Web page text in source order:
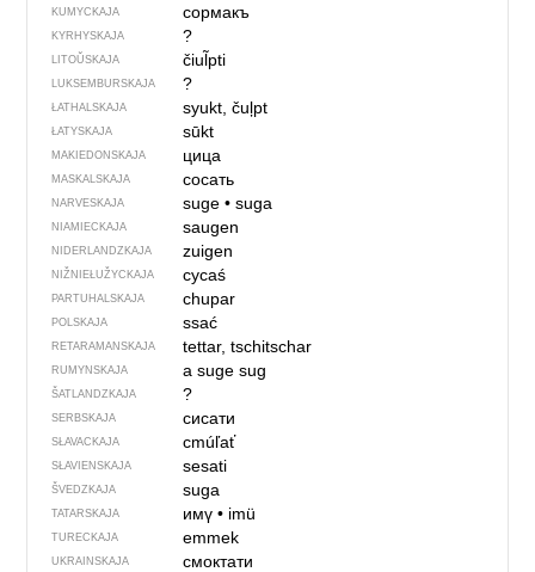
KUMYCKAJA сормакъ
KYRHYSKAJA ?
LITOŬSKAJA čiul̃pti
LUKSEMBURSKAJA ?
ŁATHALSKAJA syukt, čuļpt
ŁATYSKAJA sūkt
MAKIEDONSKAJA цица
MASKALSKAJA сосать
NARVESKAJA suge• suga
NIAMIECKAJA saugen
NIDERLANDZKAJA zuigen
NIŽNIEŁUŽYCKAJA cycaś
PARTUHALSKAJA chupar
POLSKAJA ssać
RETARAMANSKAJA tettar, tschitschar
RUMYNSKAJA a sugesug
ŠATLANDZKAJA ?
SERBSKAJA сисати
SŁAVACKAJA cmúľať
SŁAVIENSKAJA sesati
ŠVEDZKAJA suga
TATARSKAJA имү• imü
TURECKAJA emmek
UKRAINSKAJA смоктати